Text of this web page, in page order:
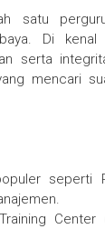
satu
Di kenal
serta
mencari
seperti